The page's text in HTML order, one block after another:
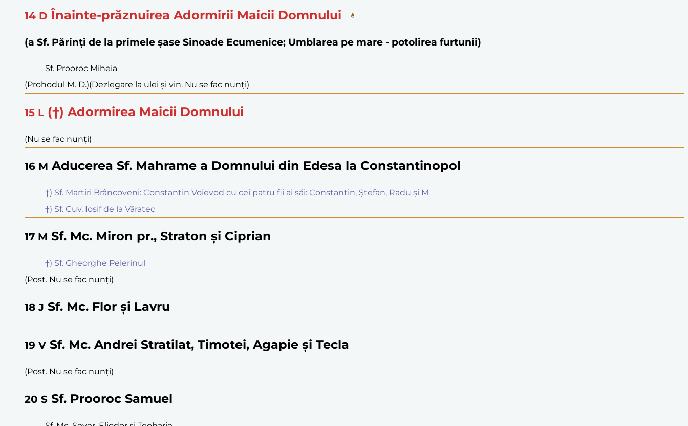
14 D Înainte-prăznuirea Adormirii Maicii Domnului
(a Sf. Părinți de la primele șase Sinoade Ecumenice; Umblarea pe mare - potolirea furtunii)
Sf. Prooroc Miheia
(Prohodul M. D.)(Dezlegare la ulei și vin. Nu se fac nunți)
15 L (†) Adormirea Maicii Domnului
(Nu se fac nunți)
16 M Aducerea Sf. Mahrame a Domnului din Edesa la Constantinopol
†) Sf. Martiri Brâncoveni: Constantin Voievod cu cei patru fii ai săi: Constantin, Ștefan, Radu și M
†) Sf. Cuv. Iosif de la Văratec
17 M Sf. Mc. Miron pr., Straton și Ciprian
†) Sf. Gheorghe Pelerinul
(Post. Nu se fac nunți)
18 J Sf. Mc. Flor și Lavru
19 V Sf. Mc. Andrei Stratilat, Timotei, Agapie și Tecla
(Post. Nu se fac nunți)
20 S Sf. Prooroc Samuel